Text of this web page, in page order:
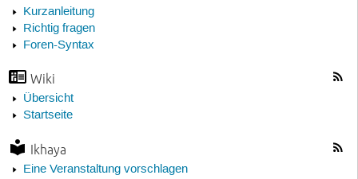
Kurzanleitung
Richtig fragen
Foren-Syntax
Wiki
Übersicht
Startseite
Ikhaya
Eine Veranstaltung vorschlagen